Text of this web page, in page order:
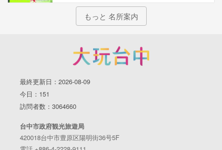
もっと 名所案内
最終更新日：2026-08-09
今日：151
訪問者数：3064660
台中市政府観光旅遊局
420018台中市豊原区陽明街36号5F